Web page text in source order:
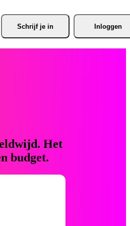
Schrijf je in Inloggen
Het
budget.